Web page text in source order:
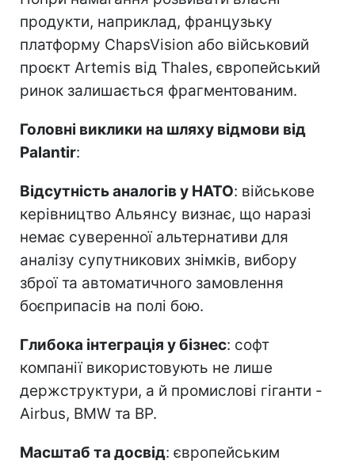
продукти, наприклад, французьку
платформу ChapsVision або військовий
проєкт Artemis від Thales, європейський
ринок залишається фрагментованим.
Головні виклики на шляху відмови від
Palantir:
Відсутність аналогів у НАТО: військове
керівництво Альянсу визнає, що наразі
немає суверенної альтернативи для
аналізу супутникових знімків, вибору
зброї та автоматичного замовлення
боєприпасів на полі бою.
Глибока інтеграція у бізнес: софт
компанії використовують не лише
держструктури, а й промислові гіганти -
Airbus, BMW та BP.
Масштаб та досвід: європейським